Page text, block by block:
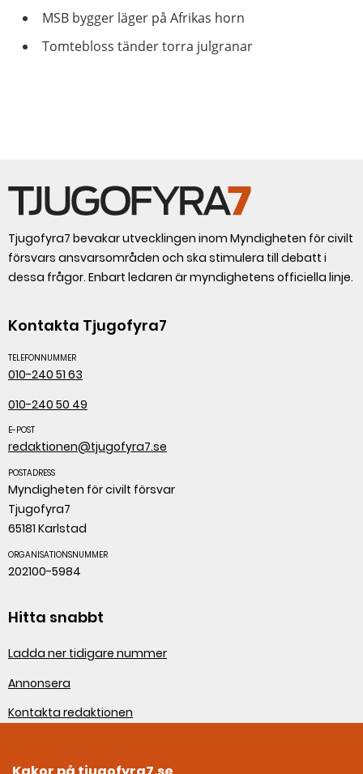
MSB bygger läger på Afrikas horn
Tomtebloss tänder torra julgranar
Tjugofyra7 bevakar utvecklingen inom Myndigheten för civilt
försvars ansvarsområden och ska stimulera till debatt i
dessa frågor. Enbart ledaren är myndighetens officiella linje.
Kontakta Tjugofyra7
TELEFONNUMMER
010-240 51 63
010-240 50 49
E-POST
redaktionen@tjugofyra7.se
POSTADRESS
Myndigheten för civilt försvar
Tjugofyra7
65181 Karlstad
ORGANISATIONSNUMMER
202100-5984
Hitta snabbt
Ladda ner tidigare nummer
Annonsera
Kontakta redaktionen